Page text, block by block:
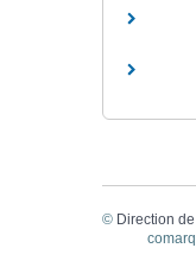
© Direction